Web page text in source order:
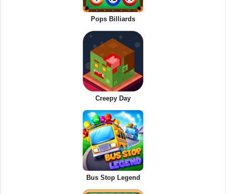
Pops Billiards
Creepy Day
Bus Stop Legend